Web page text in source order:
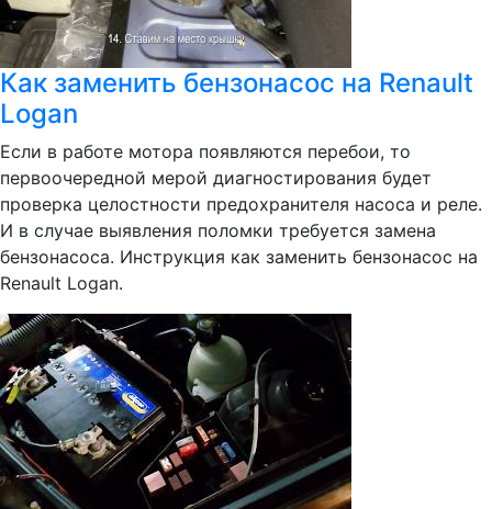
Как заменить бензонасос на Renault
Logan
Если в работе мотора появляются перебои, то
первоочередной мерой диагностирования будет
проверка целостности предохранителя насоса и реле.
И в случае выявления поломки требуется замена
бензонасоса. Инструкция как заменить бензонасос на
Renault Logan.